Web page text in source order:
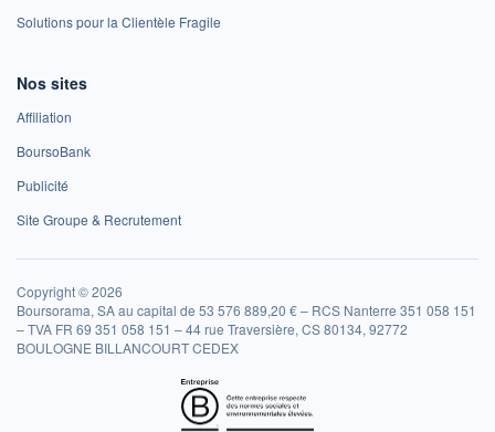
Solutions pour la Clientèle Fragile
Nos sites
Affiliation
BoursoBank
Publicité
Site Groupe & Recrutement
Copyright © 2026
Boursorama, SA au capital de 53 576 889,20 € – RCS Nanterre 351 058 151
– TVA FR 69 351 058 151 – 44 rue Traversière, CS 80134, 92772
BOULOGNE BILLANCOURT CEDEX